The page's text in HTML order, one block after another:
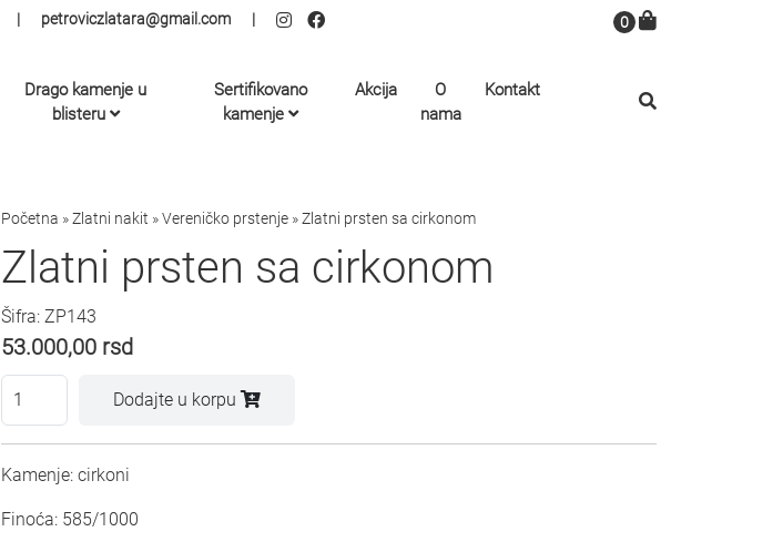
| petroviczlatara@gmail.com | 0
Drago kamenje u
blisteru
Sertifikovano
kamenje
Akcija
O
nama
Kontakt
Početna »Zlatni nakit »Vereničko prstenje »Zlatni prsten sa cirkonom
Zlatni prsten sa cirkonom
Šifra: ZP143
53.000,00 rsd
Dodajte u korpu
Kamenje: cirkoni
Finoća: 585/1000